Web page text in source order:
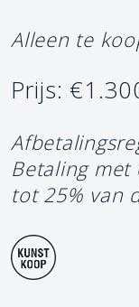
Alleen te
Prijs:
Betaling met
tot 25% van